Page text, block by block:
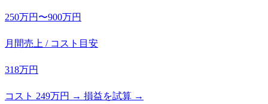
250万円〜900万円
月間売上 / コスト目安
318万円
コスト 249万円 → 損益を試算 →